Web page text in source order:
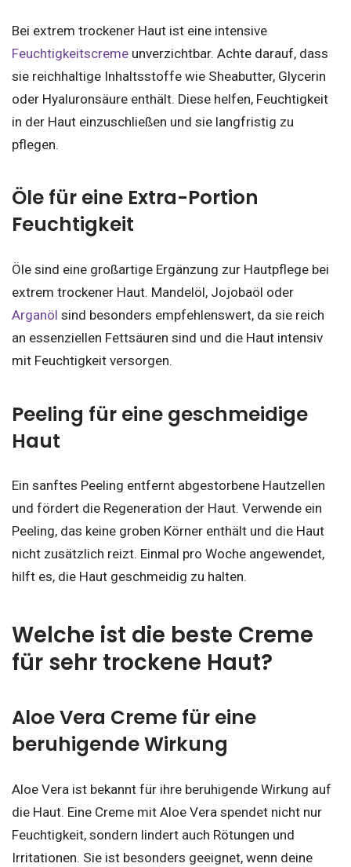
Bei extrem trockener Haut ist eine intensive
Feuchtigkeitscreme unverzichtbar. Achte darauf, dass
sie reichhaltige Inhaltsstoffe wie Sheabutter, Glycerin
oder Hyaluronsäure enthält. Diese helfen, Feuchtigkeit
in der Haut einzuschließen und sie langfristig zu
pflegen.
Öle für eine Extra-Portion
Feuchtigkeit
Öle sind eine großartige Ergänzung zur Hautpflege bei
extrem trockener Haut. Mandelöl, Jojobaöl oder
Arganöl sind besonders empfehlenswert, da sie reich
an essenziellen Fettsäuren sind und die Haut intensiv
mit Feuchtigkeit versorgen.
Peeling für eine geschmeidige
Haut
Ein sanftes Peeling entfernt abgestorbene Hautzellen
und fördert die Regeneration der Haut. Verwende ein
Peeling, das keine groben Körner enthält und die Haut
nicht zusätzlich reizt. Einmal pro Woche angewendet,
hilft es, die Haut geschmeidig zu halten.
Welche ist die beste Creme
für sehr trockene Haut?
Aloe Vera Creme für eine
beruhigende Wirkung
Aloe Vera ist bekannt für ihre beruhigende Wirkung auf
die Haut. Eine Creme mit Aloe Vera spendet nicht nur
Feuchtigkeit, sondern lindert auch Rötungen und
Irritationen. Sie ist besonders geeignet, wenn deine